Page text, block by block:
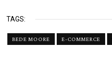
TAGS:
BEDE MOORE E-COMMERCE